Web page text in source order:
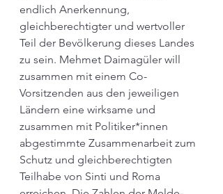
endlich Anerkennung,
gleichberechtigter und wertvoller
Teil der Bevölkerung dieses Landes
zu sein. Mehmet Daimagüler will
zusammen mit einem Co-
Vorsitzenden aus den jeweiligen
Ländern eine wirksame und
zusammen mit Politiker*innen
abgestimmte Zusammenarbeit zum
Schutz und gleichberechtigten
Teilhabe von Sinti und Roma